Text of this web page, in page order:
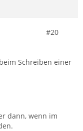
#20
Schreiben einer
dann, wenn im